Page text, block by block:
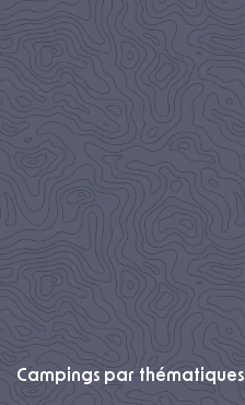
Campings par thématiques